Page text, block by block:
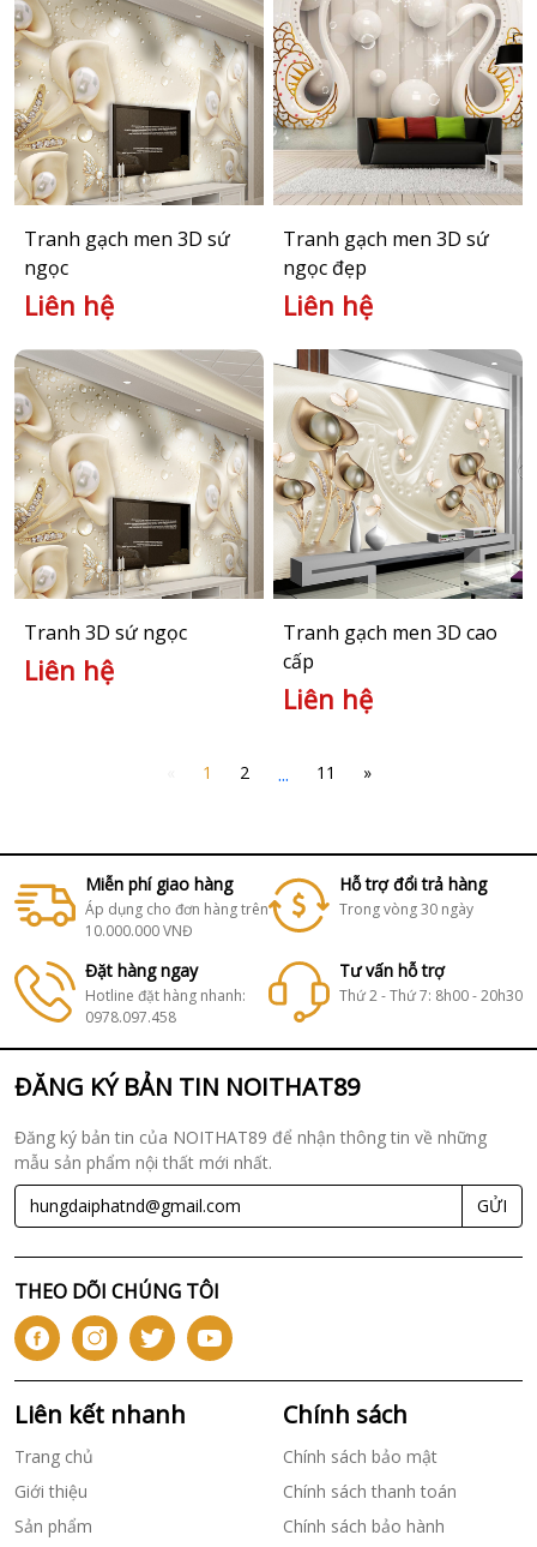
Tranh gạch men 3D sứ
ngọc
Liên hệ
Tranh gạch men 3D sứ
ngọc đẹp
Liên hệ
Tranh 3D sứ ngọc
Liên hệ
Tranh gạch men 3D cao
cấp
Liên hệ
1 2 ... 11 »
Miễn phí giao hàng
Áp dụng cho đơn hàng trên
10.000.000 VNĐ
Hỗ trợ đổi trả hàng
Trong vòng 30 ngày
Đặt hàng ngay
Hotline đặt hàng nhanh:
0978.097.458
Tư vấn hỗ trợ
Thứ 2 - Thứ 7: 8h00 - 20h30
ĐĂNG KÝ BẢN TIN NOITHAT89
Đăng ký bản tin của NOITHAT89 để nhận thông tin về những
mẫu sản phẩm nội thất mới nhất.
GỬI
THEO DÕI CHÚNG TÔI
Liên kết nhanh
Trang chủ
Giới thiệu
Sản phẩm
Chính sách
Chính sách bảo mật
Chính sách thanh toán
Chính sách bảo hành